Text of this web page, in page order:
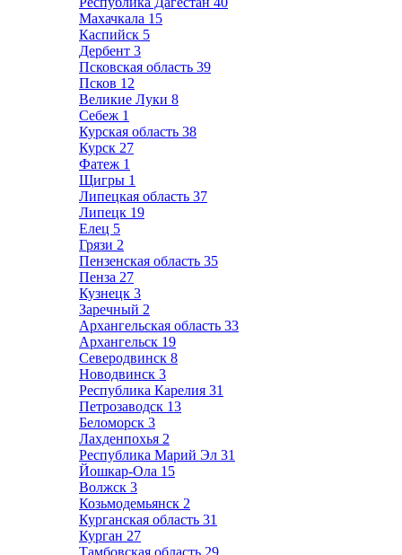
Махачкала 15
Каспийск 5
Дербент 3
Псковская область 39
Псков 12
Великие Луки 8
Себеж 1
Курская область 38
Курск 27
Фатеж 1
Щигры 1
Липецкая область 37
Липецк 19
Елец 5
Грязи 2
Пензенская область 35
Пенза 27
Кузнецк 3
Заречный 2
Архангельская область 33
Архангельск 19
Северодвинск 8
Новодвинск 3
Республика Карелия 31
Петрозаводск 13
Беломорск 3
Лахденпохья 2
Республика Марий Эл 31
Йошкар-Ола 15
Волжск 3
Козьмодемьянск 2
Курганская область 31
Курган 27
Тамбовская область 29